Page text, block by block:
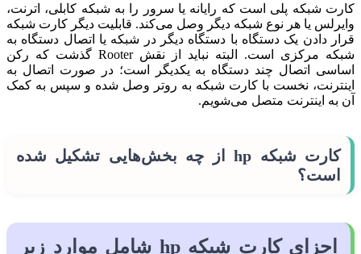
کارت شبکه پلی است که رایانه یا سرور را به شبکه کابلی، اترنت،
وایرلس یا هر نوع شبکه دیگر وصل می‌کند. قابلیت دیگر کارت شبکه
قرار دادن یک دستگاه با دستگاه دیگر در شبکه یا اتصال دستگاه به
شبکه مرکزی است. البته نباید از نقش Rooter گذشت که رکن
اساسی اتصال چند دستگاه به یکدیگر است؛ در صورت اتصال به
اینترنت، نخست با کارت شبکه به روتر وصل شده و سپس به کمک
آن به اینترنت متصل می‌شویم.
کارت شبکه hp از چه بخش‌هایی تشکیل شده
است؟
اجزای کارت شبکه hp شامل موارد زیر